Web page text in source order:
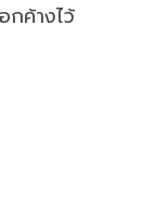
กค้างไว้